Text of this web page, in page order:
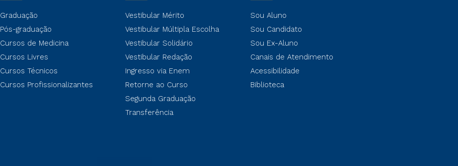
Graduação
Pós-graduação
Cursos de Medicina
Cursos Livres
Cursos Técnicos
Cursos Profissionalizantes
Vestibular Mérito
Vestibular Múltipla Escolha
Vestibular Solidário
Vestibular Redação
Ingresso via Enem
Retorne ao Curso
Segunda Graduação
Transferência
Sou Aluno
Sou Candidato
Sou Ex-Aluno
Canais de Atendimento
Acessibilidade
Biblioteca